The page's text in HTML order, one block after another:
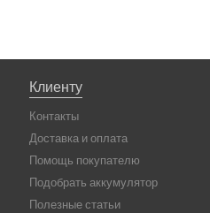
Клиенту
Контакты
Доставка и оплата
Помощь покупателю
Подобрать аккумулятор
Полезные статьи